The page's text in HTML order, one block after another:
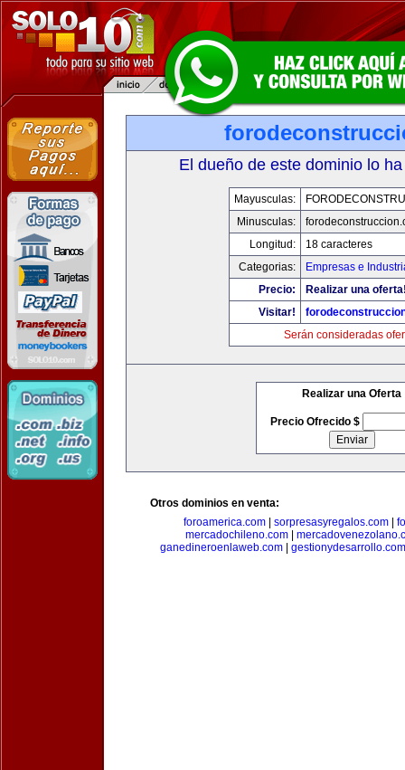
El dueño de este dominio lo
Mayusculas:
Minusculas:
Longitud:
18 caracteres
Categorias:
Empresas e
Precio:
Realizar una
Visitar!
Serán consideradas
Realizar una Oferta
Precio Ofrecido $
Otros dominios en venta:
foroamerica.com
sorpresasyregalos.com
mercadochileno.com
ganedineroenlaweb.com
gestionydesarrollo.com